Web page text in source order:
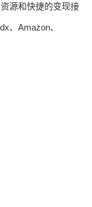
源和快捷的变现接
、Amazon、